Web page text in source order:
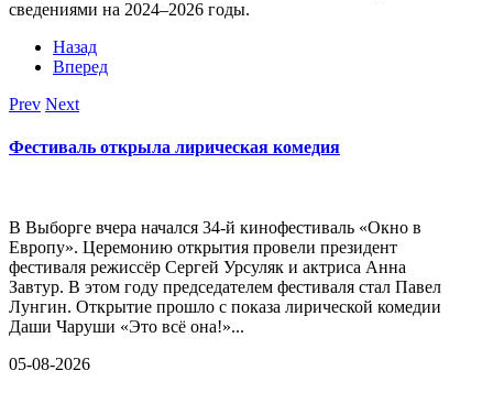
сведениями на 2024–2026 годы.
Назад
Вперед
Prev Next
Фестиваль открыла лирическая комедия
В Выборге вчера начался 34-й кинофестиваль «Окно в
Европу». Церемонию открытия провели президент
фестиваля режиссёр Сергей Урсуляк и актриса Анна
Завтур. В этом году председателем фестиваля стал Павел
Лунгин. Открытие прошло с показа лирической комедии
Даши Чаруши «Это всё она!»...
05-08-2026